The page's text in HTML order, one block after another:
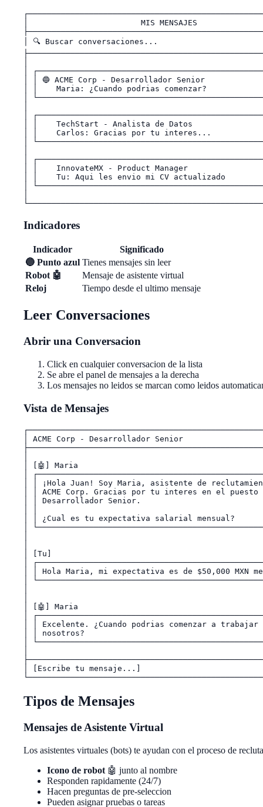
│                        MIS MENSAJES
│ 🔍 Buscar conversaciones...
│
│ │ 🔵 ACME Corp - Desarrollador Senior
│ │    Maria: ¿Cuando podrias comenzar?
│
│
│ │    TechStart - Analista de Datos
│ │    Carlos: Gracias por tu interes...
│
│
│ │    InnovateMX - Product Manager
│ │    Tu: Aqui les envio mi CV actualizado
│
Indicadores
Indicador
Significado
🔵 Punto azul Tienes mensajes sin leer
Robot 🤖
Mensaje de asistente virtual
Reloj
Tiempo desde el ultimo mensaje
Leer Conversaciones
Abrir una Conversacion
Click en cualquier conversacion de la lista
Se abre el panel de mensajes a la derecha
Los mensajes no leidos se marcan como leidos
Vista de Mensajes
│ ACME Corp - Desarrollador Senior
│ [🤖] Maria
│
│ │ ¡Hola Juan! Soy Maria, asistente de
│ │ ACME Corp. Gracias por tu interes en el
│ │ Desarrollador Senior.
│ │ ¿Cual es tu expectativa salarial mensual?
│
│
│ [Tu]
│
│ │ Hola Maria, mi expectativa es de $50,000 MXN
│
│
│ [🤖] Maria
│
│ │ Excelente. ¿Cuando podrias comenzar a
│ │ nosotros?
│
│ [Escribe tu mensaje...]
Tipos de Mensajes
Mensajes de Asistente Virtual
Los asistentes virtuales (bots) te ayudan con el proceso de
Icono de robot 🤖 junto al nombre
Responden rapidamente (24/7)
Hacen preguntas de pre-seleccion
Pueden asignar pruebas o tareas